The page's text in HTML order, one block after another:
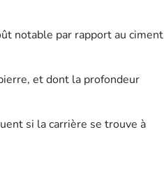
notable par rapport au ciment
et dont la profondeur
si la carrière se trouve à